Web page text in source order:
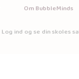
Om BubbleMinds
Log ind og se din skoles